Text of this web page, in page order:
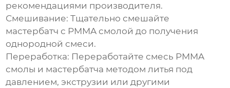
рекомендациями производителя.
Смешивание: Тщательно смешайте
мастербатч с PMMA смолой до получения
однородной смеси.
Переработка: Переработайте смесь PMMA
смолы и мастербатча методом литья под
давлением, экструзии или другими